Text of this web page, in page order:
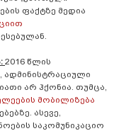
ფაქტზე მედია
2016 წლის
ადმინისტრაციული
არ ჰქონია. თუმცა,
მობილიზება
ასევე,
საკომუნიკაციო